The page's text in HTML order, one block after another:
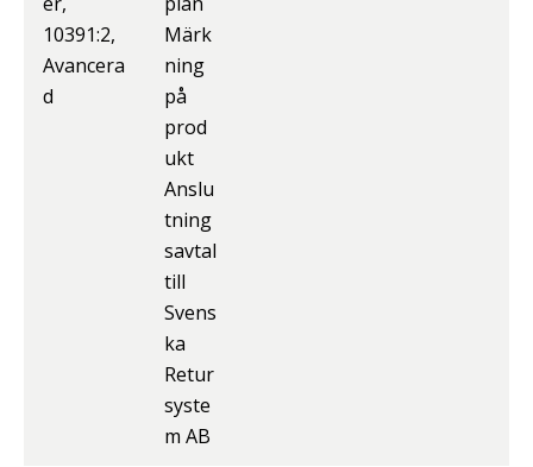
10391:2,
Avancera
d
Märk
ning
på
prod
ukt
Anslu
tning
savtal
till
Svens
ka
Retur
syste
m AB